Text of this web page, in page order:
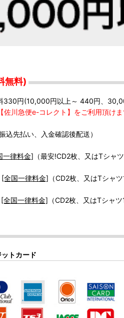
無料)
330円(10,000円以上～ 440円、
川急便e-コレクト】をご利用頂けま
込先払い、入金確認後配送）
一律料金] （最安!CD2枚、又はTシャ
[全国一律料金] （CD2枚、又はTシャ
[全国一律料金] （CD2枚、又はTシャ
トカード